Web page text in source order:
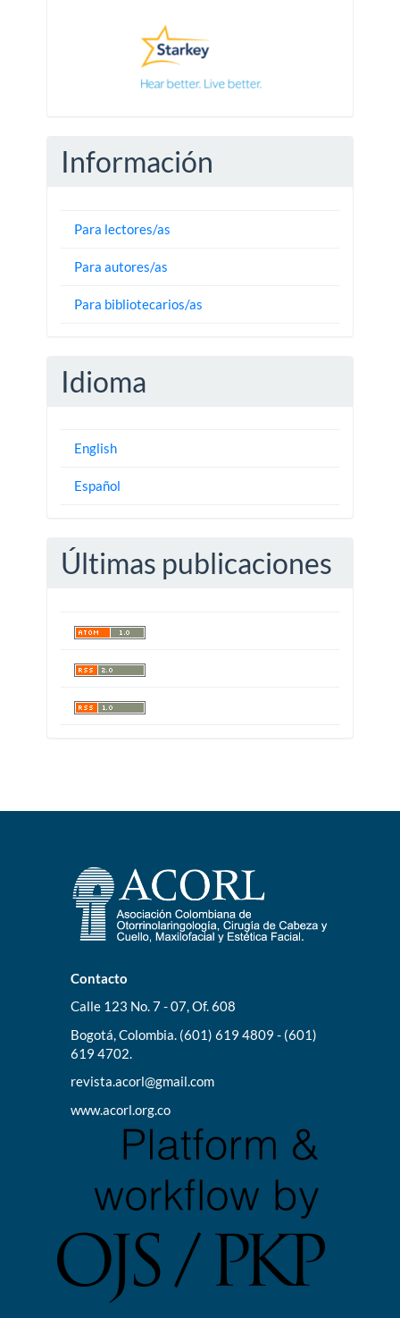
Información
Para lectores/as
Para autores/as
Para bibliotecarios/as
Idioma
English
Español
Últimas publicaciones
Contacto
Calle 123 No. 7 - 07, Of. 608
Bogotá, Colombia. (601) 619 4809 - (601)
619 4702.
revista.acorl@gmail.com
www.acorl.org.co